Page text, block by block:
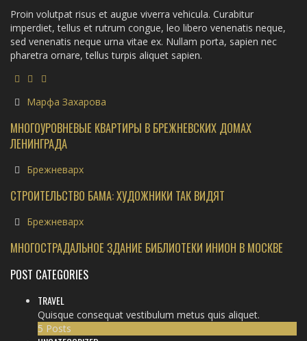
Proin volutpat risus et augue viverra vehicula. Curabitur
imperdiet, tellus et rutrum congue, leo libero venenatis neque,
sed venenatis neque urna vitae ex. Nullam porta, sapien nec
pharetra ornare, tellus turpis aliquet sapien.
Марфа Захарова
МНОГОУРОВНЕВЫЕ КВАРТИРЫ В БРЕЖНЕВСКИХ ДОМАХ
ЛЕНИНГРАДА
Брежневарх
СТРОИТЕЛЬСТВО БАМА: ХУДОЖНИКИ ТАК ВИДЯТ
Брежневарх
МНОГОСТРАДАЛЬНОЕ ЗДАНИЕ БИБЛИОТЕКИ ИНИОН В МОСКВЕ
POST CATEGORIES
TRAVEL
Quisque consequat vestibulum metus quis aliquet.
5 Posts